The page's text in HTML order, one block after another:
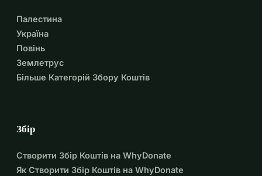
Палестина
Україна
Повінь
Землетрус
Більше Категорій Збору Коштів
Збір
Створити Збір Коштів на WhyDonate
Як Створити Збір Коштів на WhyDonate